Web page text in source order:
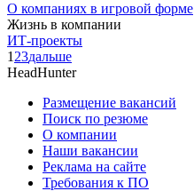
О компаниях в игровой форме
Жизнь в компании
ИТ-проекты
1 23дальше
HeadHunter
Размещение вакансий
Поиск по резюме
О компании
Наши вакансии
Реклама на сайте
Требования к ПО